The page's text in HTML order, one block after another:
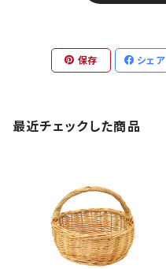
保存 シェア
最近チェックした商品